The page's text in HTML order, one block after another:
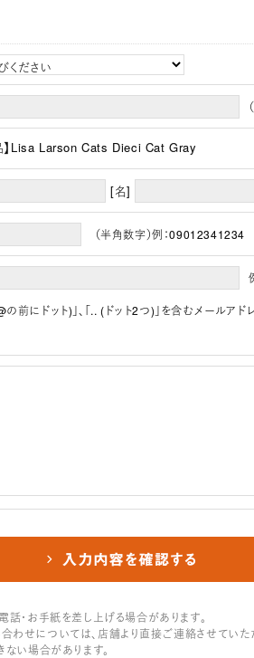
】Lisa Larson Cats Dieci Cat Gray
[名]
（半角数字）例：09012341234
の前にドット)」、「.. (ドット2つ)」を含むメールア
・お手紙を差し上げる場合があります。
せについては、店舗より直接ご連絡させていた
い場合があります。